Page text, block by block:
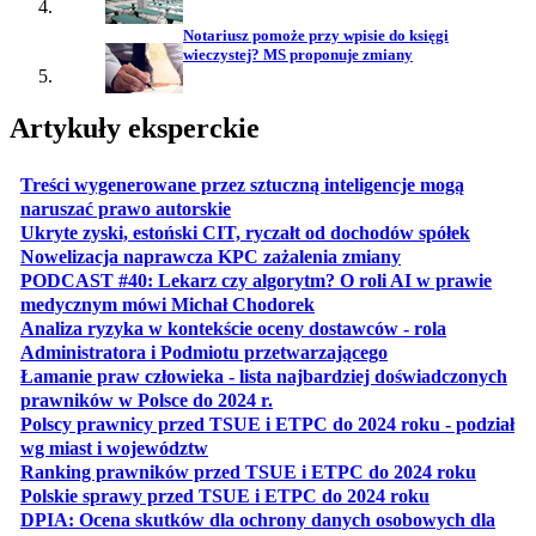
Notariusz pomoże przy wpisie do księgi
wieczystej? MS proponuje zmiany
Artykuły eksperckie
Treści wygenerowane przez sztuczną inteligencje mogą
naruszać prawo autorskieotwiera się w nowej karcie
Ukryte zyski, estoński CIT, ryczałt od dochodów spółekotwiera
Nowelizacja naprawcza KPC zażalenia zmianyotwiera się w
PODCAST #40: Lekarz czy algorytm? O roli AI w prawie
medycznym mówi Michał Chodorekotwiera się w nowej karcie
Analiza ryzyka w kontekście oceny dostawców - rola
Administratora i Podmiotu przetwarzającegootwiera się w
Łamanie praw człowieka - lista najbardziej doświadczonych
prawników w Polsce do 2024 r.
Polscy prawnicy przed TSUE i ETPC do 2024 roku - podział
wg miast i województwotwiera się w nowej karcie
Ranking prawników przed TSUE i ETPC do 2024 roku
Polskie sprawy przed TSUE i ETPC do 2024 roku
DPIA: Ocena skutków dla ochrony danych osobowych dla